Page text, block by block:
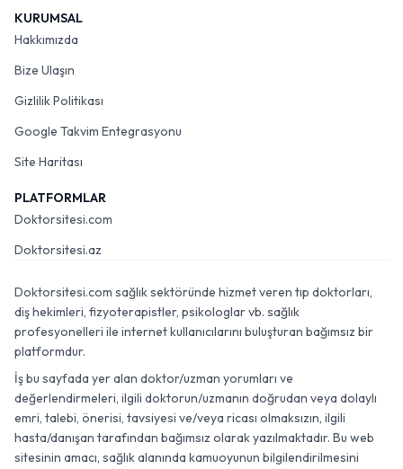
KURUMSAL
Hakkımızda
Bize Ulaşın
Gizlilik Politikası
Google Takvim Entegrasyonu
Site Haritası
PLATFORMLAR
Doktorsitesi.com
Doktorsitesi.az
Doktorsitesi.com sağlık sektöründe hizmet veren tıp doktorları,
diş hekimleri, fizyoterapistler, psikologlar vb. sağlık
profesyonelleri ile internet kullanıcılarını buluşturan bağımsız bir
platformdur.
İş bu sayfada yer alan doktor/uzman yorumları ve
değerlendirmeleri, ilgili doktorun/uzmanın doğrudan veya dolaylı
emri, talebi, önerisi, tavsiyesi ve/veya ricası olmaksızın, ilgili
hasta/danışan tarafından bağımsız olarak yazılmaktadır. Bu web
sitesinin amacı, sağlık alanında kamuoyunun bilgilendirilmesini